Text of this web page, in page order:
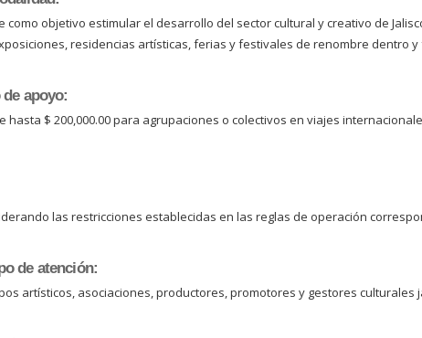
como objetivo estimular el desarrollo del sector cultural y creativo de
residencias artísticas, ferias y festivales de renombre dentro y
apoyo:
hasta $ 200,000.00 para agrupaciones o colectivos en viajes
las restricciones establecidas en las reglas de operación
de atención:
artísticos, asociaciones, productores, promotores y gestores